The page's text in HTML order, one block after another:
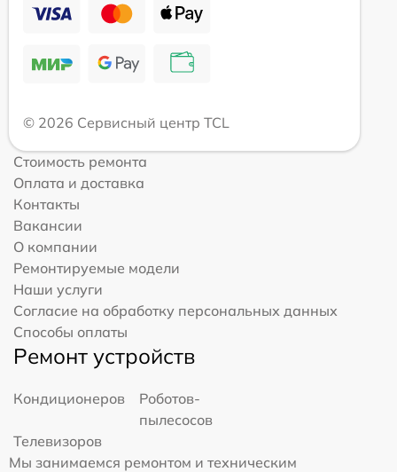
© 2026 Сервисный центр TCL
Стоимость ремонта
Оплата и доставка
Контакты
Вакансии
О компании
Ремонтируемые модели
Наши услуги
Согласие на обработку персональных данных
Способы оплаты
Ремонт устройств
Кондиционеров
Роботов-
пылесосов
Телевизоров
Мы занимаемся ремонтом и техническим